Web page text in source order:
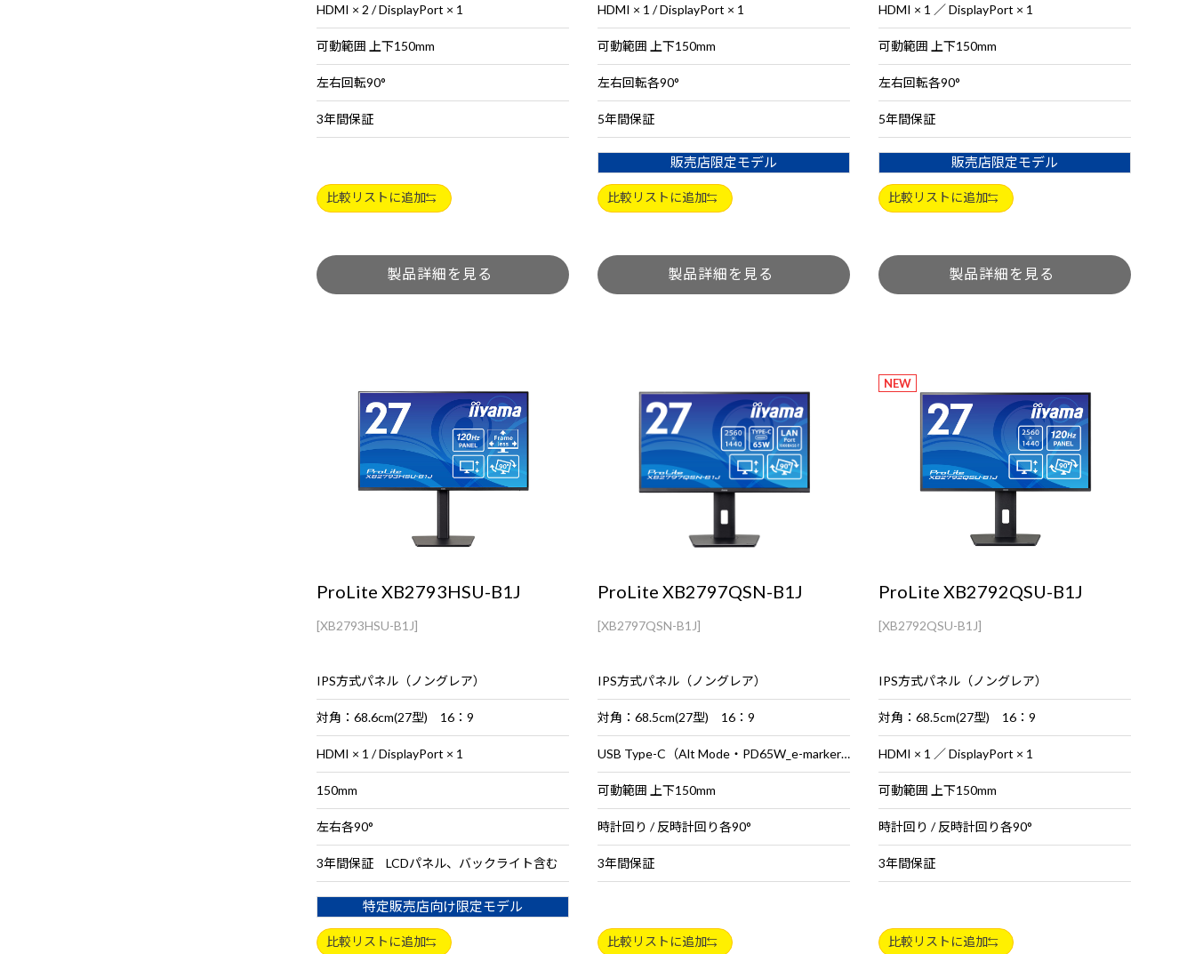
HDMI × 2 / DisplayPort × 1
可動範囲 上下150mm
左右回転90°
3年間保証
比較リストに追加
HDMI × 1 / DisplayPort × 1
可動範囲 上下150mm
左右回転各90°
5年間保証
販売店限定モデル
比較リストに追加
HDMI × 1 ／ DisplayPort × 1
可動範囲 上下150mm
左右回転各90°
5年間保証
販売店限定モデル
比較リストに追加
ProLite XB2793HSU-B1J
[XB2793HSU-B1J]
IPS方式パネル（ノングレア）
対角：68.6cm(27型) 16：9
HDMI × 1 / DisplayPort × 1
150mm
左右各90°
3年間保証 LCDパネル、バックライト含む
特定販売店向け限定モデル
比較リストに追加
ProLite XB2797QSN-B1J
[XB2797QSN-B1J]
IPS方式パネル（ノングレア）
対角：68.5cm(27型) 16：9
USB Type-C（Alt Mode・PD65W_e-marker対応） × 1 ／ HDMI × 1 ／ DisplayPort × 1
可動範囲 上下150mm
時計回り / 反時計回り各90°
3年間保証
比較リストに追加
NEW
ProLite XB2792QSU-B1J
[XB2792QSU-B1J]
IPS方式パネル（ノングレア）
対角：68.5cm(27型) 16：9
HDMI × 1 ／ DisplayPort × 1
可動範囲 上下150mm
時計回り / 反時計回り各90°
3年間保証
比較リストに追加